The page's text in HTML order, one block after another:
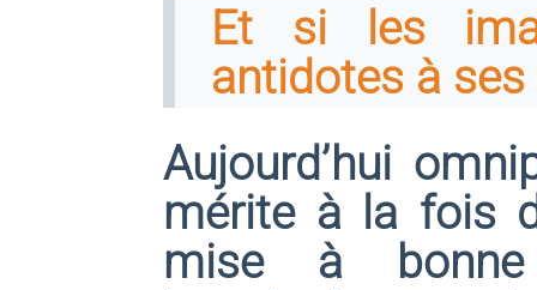
Et si les
antidotes à
Aujourd’hui
mérite à la fois
mise à